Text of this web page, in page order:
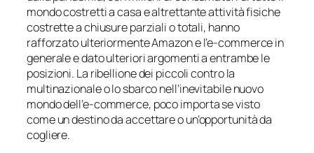
mondo costretti a casa e altrettante attività fisiche
costrette a chiusure parziali o totali, hanno
rafforzato ulteriormente Amazon e l’e-commerce in
generale e dato ulteriori argomenti a entrambe le
posizioni. La ribellione dei piccoli contro la
multinazionale o lo sbarco nell’inevitabile nuovo
mondo dell’e-commerce, poco importa se visto
come un destino da accettare o un’opportunità da
cogliere.